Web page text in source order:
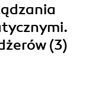
(3)